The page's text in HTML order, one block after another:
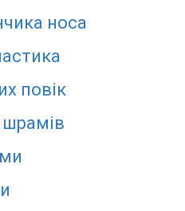
носа
повік
шрамів